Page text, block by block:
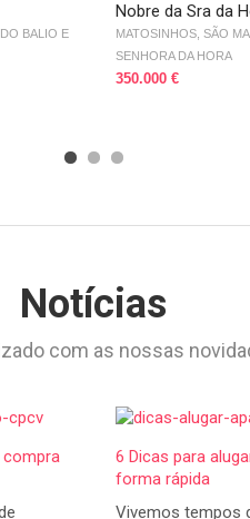
BALIO E
Nobre da Sra da
MATOSINHOS, SÃO
SENHORA DA HORA
350.000 €
Notícias
com as nossas
6 Dicas para
forma rápida
Vivemos tempos